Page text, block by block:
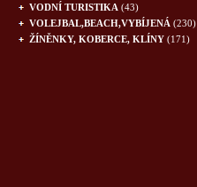
VODNÍ TURISTIKA (43)
VOLEJBAL,BEACH,VYBÍJENÁ (230)
ŽÍNĚNKY, KOBERCE, KLÍNY (171)